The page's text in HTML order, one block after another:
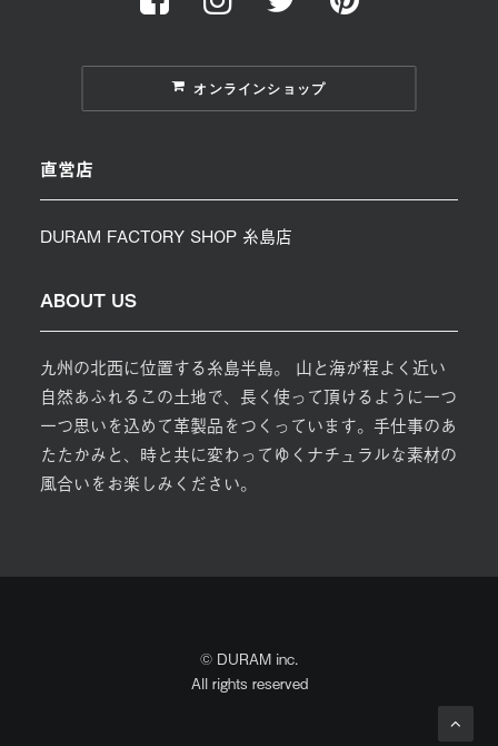
オンラインショップ
直営店
DURAM FACTORY SHOP 糸島店
ABOUT US
九州の北西に位置する糸島半島。 山と海が程よく近い
自然あふれるこの土地で、長く使って頂けるように一つ
一つ思いを込めて革製品をつくっています。手仕事のあ
たたかみと、時と共に変わってゆくナチュラルな素材の
風合いをお楽しみください。
© DURAM inc.
All rights reserved